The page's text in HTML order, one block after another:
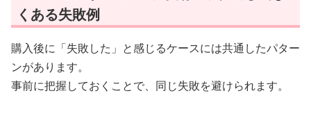
くある失敗例
購入後に「失敗した」と感じるケースには共通したパター
ンがあります。
事前に把握しておくことで、同じ失敗を避けられます。